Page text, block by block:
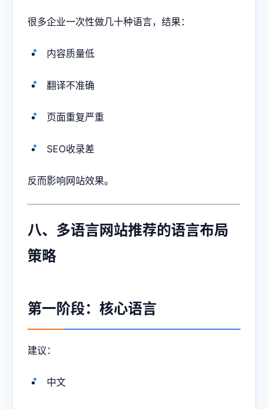
很多企业一次性做几十种语言，结果：
内容质量低
翻译不准确
页面重复严重
SEO收录差
反而影响网站效果。
八、多语言网站推荐的语言布局
策略
第一阶段：核心语言
建议：
中文